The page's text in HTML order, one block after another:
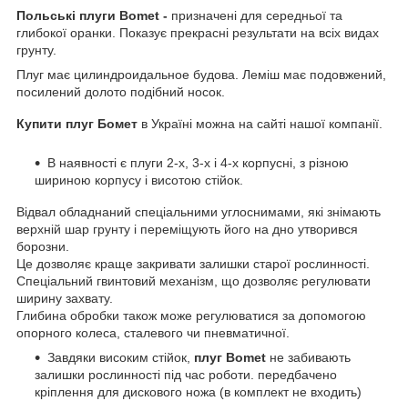
Польські плуги Bomet - призначені для середньої та
глибокої оранки. Показує прекрасні результати на всіх видах
грунту.
Плуг має цилиндроидальное будова. Леміш має подовжений,
посилений долото подібний носок.
Відвал обладнаний спеціальними углоснимами, які знімають
верхній шар грунту і переміщують його на дно утворився
борозни.
Це дозволяє краще закривати залишки старої рослинності.
Спеціальний гвинтовий механізм, що дозволяє регулювати
ширину захвату.
Глибина обробки також може регулюватися за допомогою
опорного колеса, сталевого чи пневматичної.
Завдяки високим стійок, плуг Bomet не забивають
залишки рослинності під час роботи. передбачено
кріплення для дискового ножа (в комплект не входить)
В наявності є плуги 2-х, 3-х і 4-х корпусні, з різною
шириною корпусу і висотою стійок.
Купити плуг Бомет в Україні можна на сайті нашої компанії.